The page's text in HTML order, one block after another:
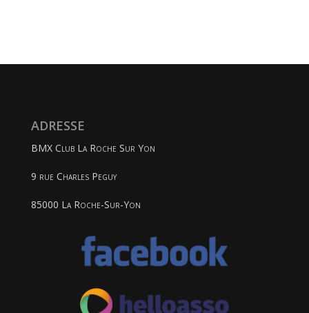
ADRESSE
BMX Club La Roche Sur Yon
9 rue Charles Peguy
85000 La Roche-Sur-Yon